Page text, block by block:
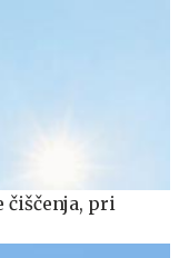
čiščenja, pri